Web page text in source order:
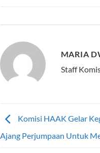
MARIA
Staff
Komisi HAAK Gelar
Ajang Perjumpaan Untuk